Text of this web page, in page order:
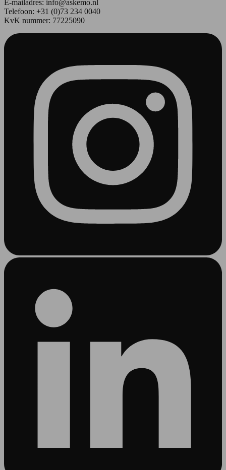
E-mailadres: info@askemo.nl
Telefoon: +31 (0)73 234 0040
KvK nummer: 77225090